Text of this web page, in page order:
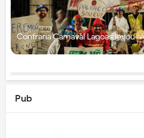
Confraria Carnaval Lagoas levou
Pub